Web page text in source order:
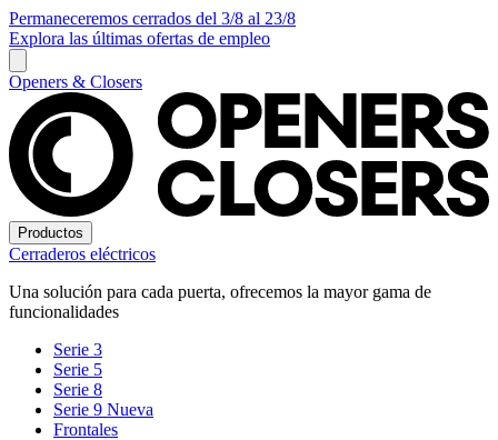
Permaneceremos cerrados del 3/8 al 23/8
Explora las últimas ofertas de empleo
Openers & Closers
Productos
Cerraderos eléctricos
Una solución para cada puerta, ofrecemos la mayor gama de
funcionalidades
Serie 3
Serie 5
Serie 8
Serie 9 Nueva
Frontales